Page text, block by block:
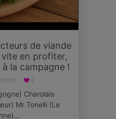
de viande
en profiter,
la campagne !
2015 2
Charolais
Mr Tonelli (Le